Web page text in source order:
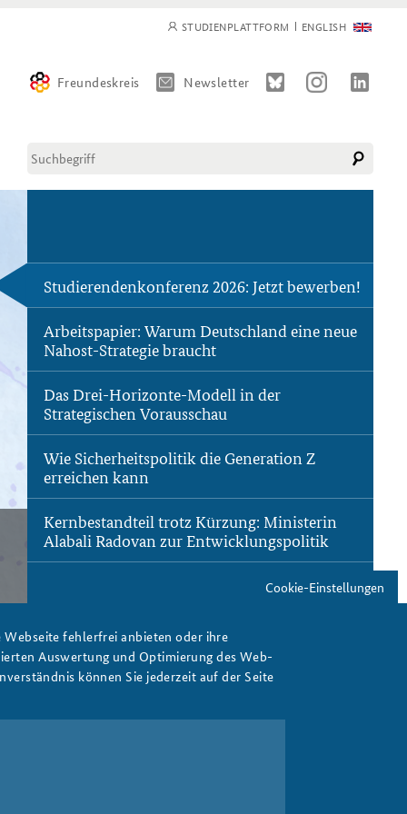
ENGLISH
STUDIENPLATTFORM
Freundeskreis Newsletter
Suchformular
Diese Website durchsuchen
Kompetenzzentrum Strategische
Freundeskreis
Methodenseminar Strategische
Sicherheitspolitik
Studierendenkonferenz
Pressespiegel und Gastbeiträge
von BAKS-Angehörigen
Studierendenkonferenz 2026: Jetzt bewerben!
Arbeitspapier: Warum Deutschland eine neue
Nahost-Strategie braucht
Das Drei-Horizonte-Modell in der
Strategischen Vorausschau
Wie Sicherheitspolitik die Generation Z
erreichen kann
Kernbestandteil trotz Kürzung: Ministerin
Alabali Radovan zur Entwicklungspolitik
Cookie-Einstellungen
Webseite fehlerfrei anbieten oder ihre
Auswertung und Optimierung des Web-
können Sie jederzeit auf der Seite